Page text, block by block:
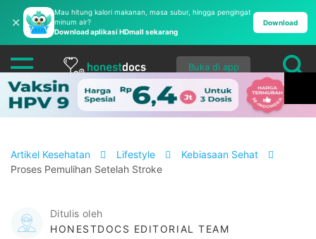
✕
Mau hitung kalori makanan, masa subur, hingga pengingat
minum air?
Download aplikasi HDmall sekarang
Download
Buka di app
Artikel Kesehatan Lifestyle
Kebiasaan Sehat
Proses Pemulihan Setelah Stroke
Ditulis oleh
HONESTDOCS EDITORIAL TEAM